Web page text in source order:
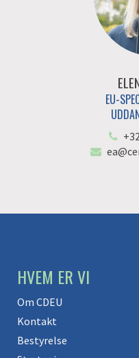
EU-
HVEM ER VI
Om CDEU
Kontakt
Bestyrelse